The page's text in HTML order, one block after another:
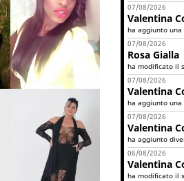
07/08/2026
Valentina
ha aggiunto una
07/08/2026
Rosa Gialla
ha modificato il
07/08/2026
Valentina
ha aggiunto una
07/08/2026
Valentina
ha aggiunto
06/08/2026
Valentina
ha modificato il